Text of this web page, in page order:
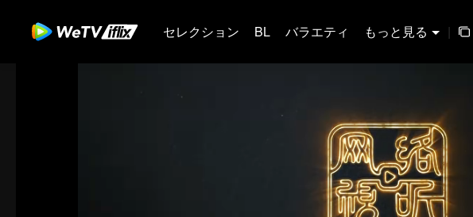
セレクション BL バラエティ もっと見る |